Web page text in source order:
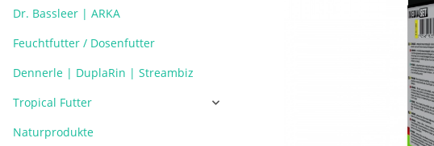
Dr. Bassleer | ARKA
Feuchtfutter / Dosenfutter
Dennerle | DuplaRin | Streambiz
Tropical Futter
Naturprodukte